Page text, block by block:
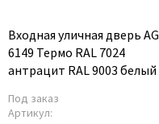
Входная уличная дверь AG
6149 Термо RAL 7024
антрацит RAL 9003 белый
Под заказ
Артикул: